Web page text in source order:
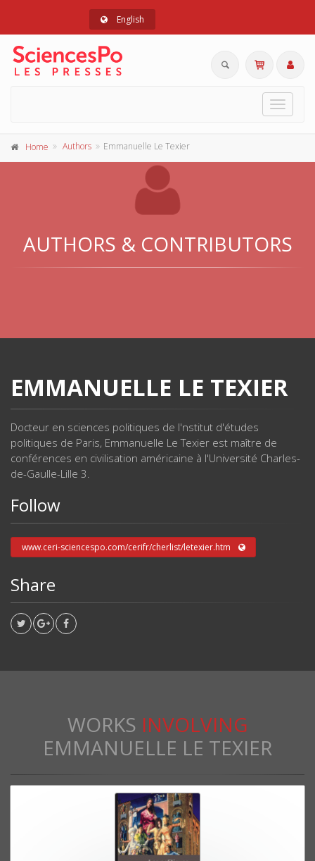
English
Toggle
Home Authors Emmanuelle Le Texier
AUTHORS & CONTRIBUTORS
EMMANUELLE LE TEXIER
Docteur en sciences politiques de l'nstitut d'études
politiques de Paris, Emmanuelle Le Texier est maître de
conférences en civilisation américaine à l'Université Charles-
de-Gaulle-Lille 3.
Follow
www.ceri-sciencespo.com/cerifr/cherlist/letexier.htm
Share
WORKS INVOLVING
EMMANUELLE LE TEXIER